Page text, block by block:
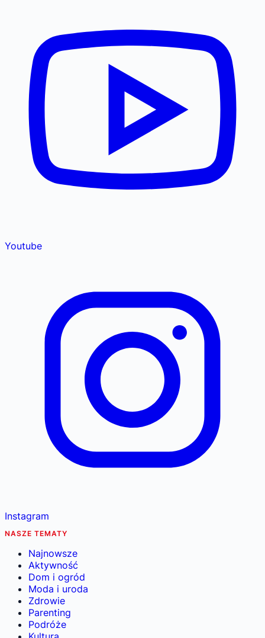
Youtube
Instagram
NASZE TEMATY
Najnowsze
Aktywność
Dom i ogród
Moda i uroda
Zdrowie
Parenting
Podróże